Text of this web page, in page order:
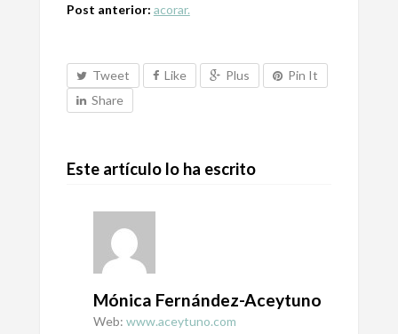
Post anterior: acorar.
Tweet Like Plus
Pin It
Share
Este artículo lo ha escrito
Mónica Fernández-Aceytuno
Web: www.aceytuno.com